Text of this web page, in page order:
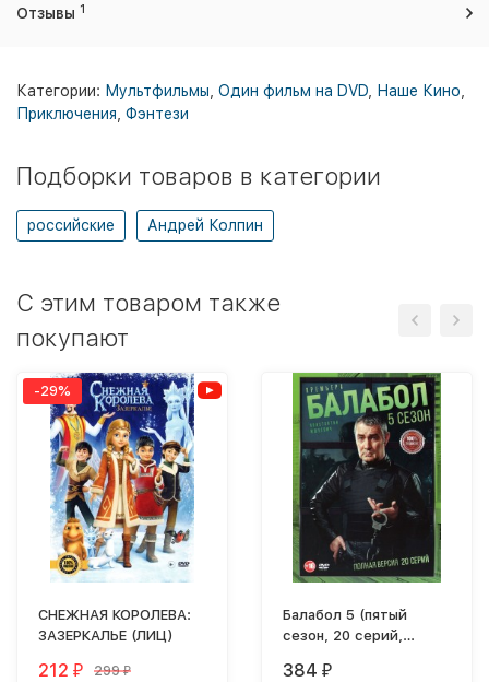
Отзывы 1
Категории: Мультфильмы Один фильм на DVD Наше Кино
Приключения Фэнтези
Подборки товаров в категории
российские Андрей Колпин
C этим товаром также
покупают
-29%
СНЕЖНАЯ КОРОЛЕВА:
ЗАЗЕРКАЛЬЕ (ЛИЦ)
212 ₽ 299₽
Балабол 5 (пятый
сезон, 20 серий,
384 ₽